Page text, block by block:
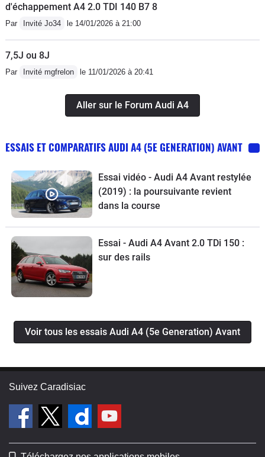
d'échappement A4 2.0 TDI 140 B7 8
Par Invité Jo34 le 14/01/2026 à 21:00
7,5J ou 8J
Par Invité mgfrelon le 11/01/2026 à 20:41
Aller sur le Forum Audi A4
ESSAIS ET COMPARATIFS AUDI A4 (5E GENERATION) AVANT
Essai vidéo - Audi A4 Avant restylée
(2019) : la poursuivante revient
dans la course
Essai - Audi A4 Avant 2.0 TDi 150 :
sur des rails
Voir tous les essais Audi A4 (5e Generation) Avant
Suivez Caradisiac